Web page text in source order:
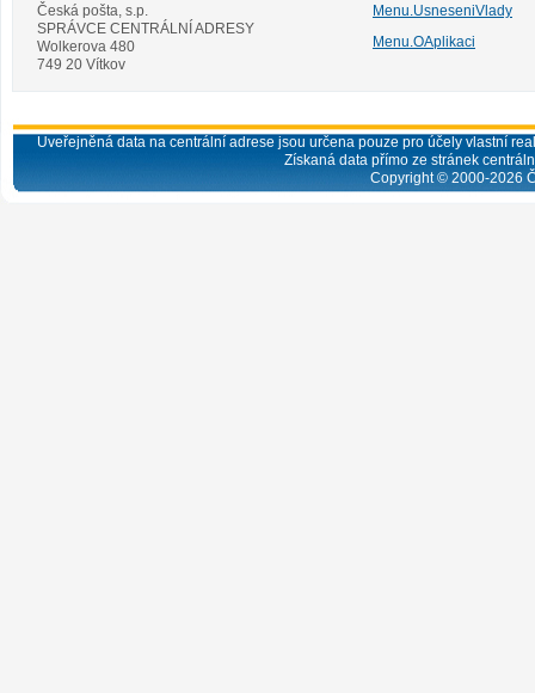
Česká pošta, s.p.
SPRÁVCE CENTRÁLNÍ ADRESY
Wolkerova 480
749 20 Vítkov
Menu.UsneseniVlady
Menu.OAplikaci
Uveřejněná data na centrální adrese jsou určena pouze pro účely vlastní
Získaná data přímo ze stránek
Copyright © 2000-2026